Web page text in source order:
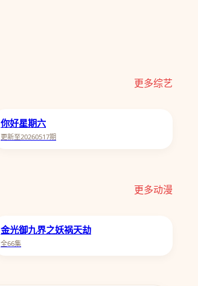
更多综艺
你好星期六
更新至20260517期
更多动漫
金光御九界之妖祸天劫
全66集